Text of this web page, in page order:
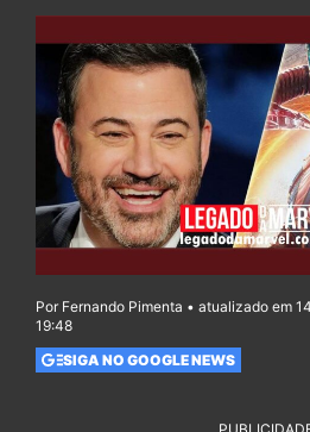
Por Fernando Pimenta • atualizado em
19:48
SIGA NO GOOGLE NEWS